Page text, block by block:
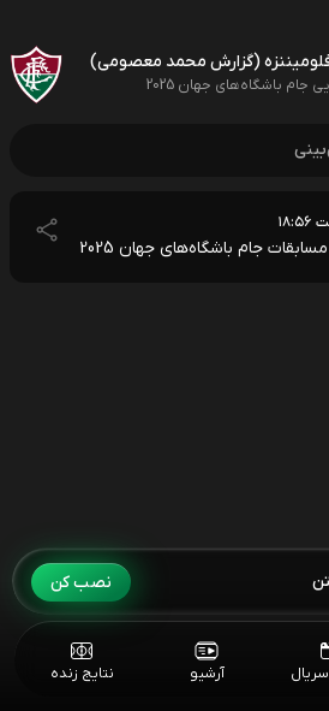
(گزارش محمد معصومی)
جام باشگاه‌های جهان 2025
جام باشگاه‌های جهان 2025
آرشیو نتایج زنده
نصب کن